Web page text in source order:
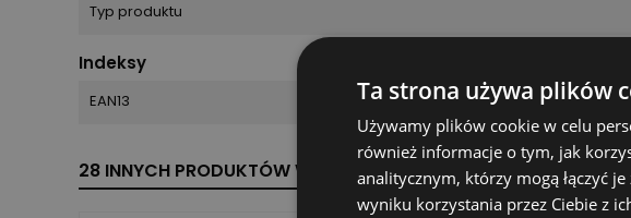
Typ produktu
Indeksy
EAN13
28 INNYCH PRODUKTÓW W TEJ SAMEJ KATEGORII:
Ta strona używa plików
Używamy plików cookie w celu
również informacje o tym, jak
analitycznym, którzy mogą łączyć
wyniku korzystania przez Ciebie z